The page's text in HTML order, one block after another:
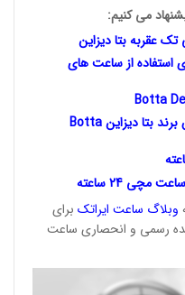
می کنیم:
تکعقربه بتا دیزاین
از ساعت های
Botta
بتا دیزاینBotta
مچی 24 ساعته
وبلاگ ساعت ایراتک برای
رسمی و انحصاری ساعت